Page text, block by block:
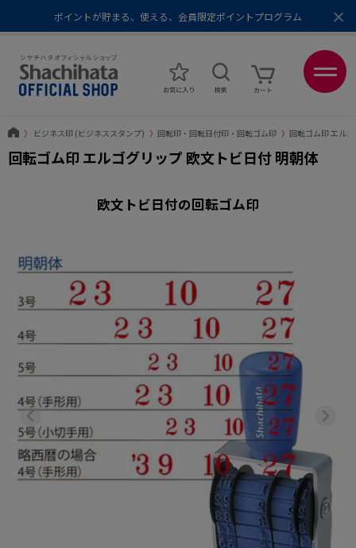
ポイントが貯まる、使える、会員限定ポイントプログラム
メール便1,500円以上 / 宅配便3,500円以上のお買い物で送料無料
あなたに最適なスタンプをシヤチハタがレコメンド
〉 ビジネス印 (ビジネススタンプ) 〉 回転印・回転日付印・回転ゴム印 〉 回転ゴム印 エル
回転ゴム印 エルゴグリップ 欧文トビ日付 明朝体
×
欧文トビ日付の回転ゴム印